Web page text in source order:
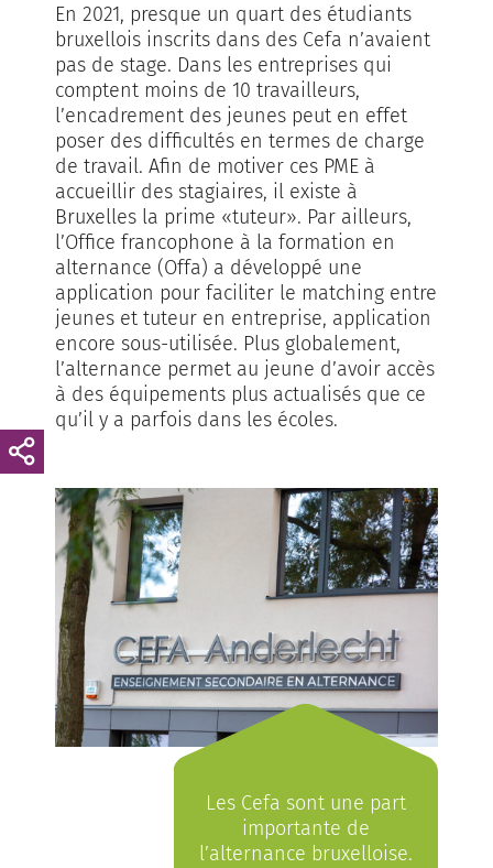
En 2021, presque un quart des étudiants
bruxellois inscrits dans des Cefa n’avaient
pas de stage. Dans les entreprises qui
comptent moins de 10 travailleurs,
l’encadrement des jeunes peut en effet
poser des difficultés en termes de charge
de travail. Afin de motiver ces PME à
accueillir des stagiaires, il existe à
Bruxelles la prime «tuteur». Par ailleurs,
l’Office francophone à la formation en
alternance (Offa) a développé une
application pour faciliter le matching entre
jeunes et tuteur en entreprise, application
encore sous-utilisée. Plus globalement,
l’alternance permet au jeune d’avoir accès
à des équipements plus actualisés que ce
qu’il y a parfois dans les écoles.
Les Cefa sont une part
importante de
l’alternance bruxelloise.